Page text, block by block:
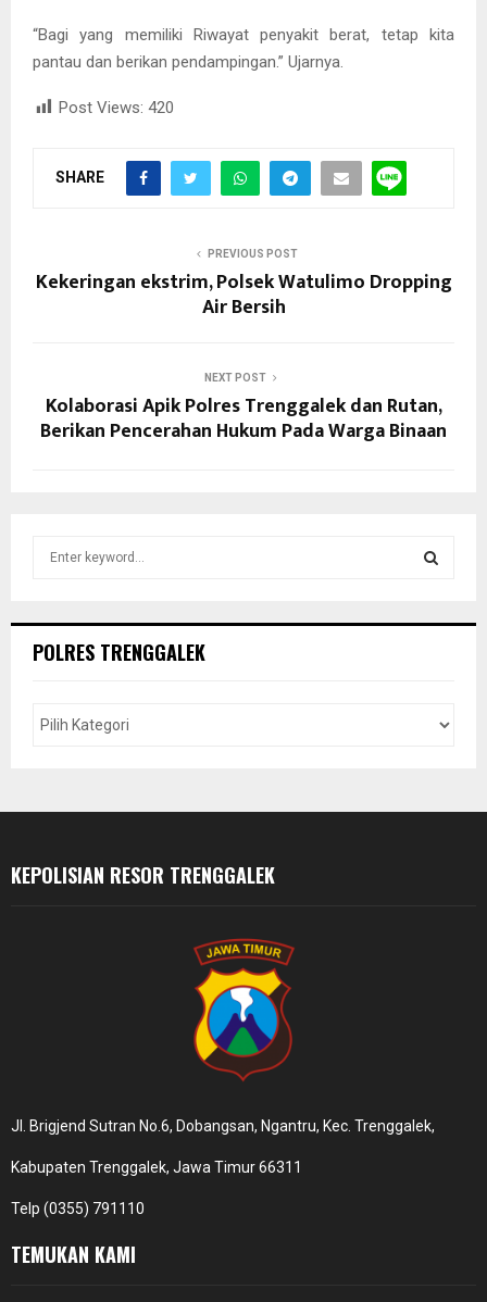
“Bagi yang memiliki Riwayat penyakit berat, tetap kita
pantau dan berikan pendampingan.” Ujarnya.
Post Views: 420
SHARE
PREVIOUS POST
Kekeringan ekstrim, Polsek Watulimo Dropping
Air Bersih
NEXT POST
Kolaborasi Apik Polres Trenggalek dan Rutan,
Berikan Pencerahan Hukum Pada Warga Binaan
hPOLRES TRENGGALEK
KEPOLISIAN RESOR TRENGGALEK
Jl. Brigjend Sutran No.6, Dobangsan, Ngantru, Kec. Trenggalek,
Kabupaten Trenggalek, Jawa Timur 66311
Telp (0355) 791110
TEMUKAN KAMI